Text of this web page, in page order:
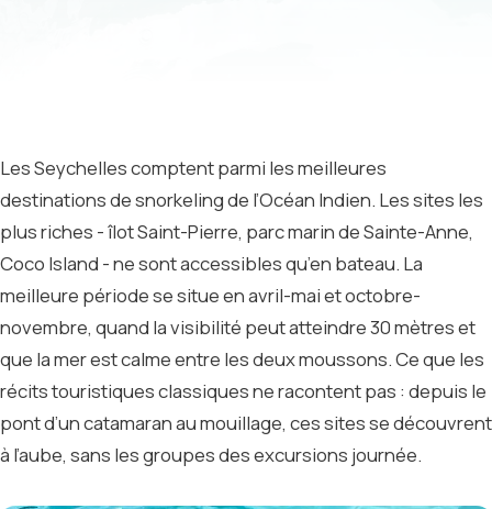
Les Seychelles comptent parmi les meilleures
destinations de snorkeling de l’Océan Indien. Les sites les
plus riches - îlot Saint-Pierre, parc marin de Sainte-Anne,
Coco Island - ne sont accessibles qu’en bateau. La
meilleure période se situe en avril-mai et octobre-
novembre, quand la visibilité peut atteindre 30 mètres et
que la mer est calme entre les deux moussons. Ce que les
récits touristiques classiques ne racontent pas : depuis le
pont d’un catamaran au mouillage, ces sites se découvrent
à l’aube, sans les groupes des excursions journée.